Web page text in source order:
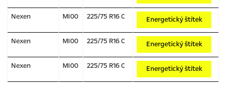
Nexen MI00 225/75 R16 C Energetický štítek
Nexen MI00 225/75 R16 C Energetický štítek
Nexen MI00 225/75 R16 C Energetický štítek